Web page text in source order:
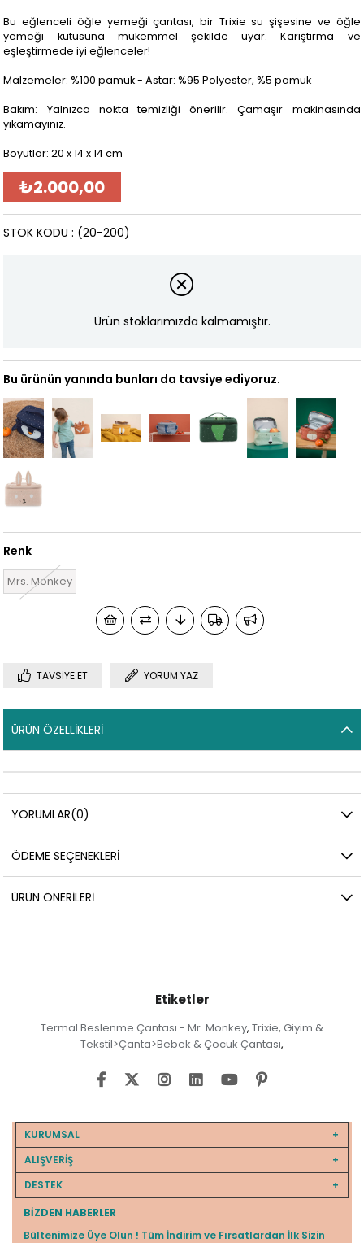
Bu eğlenceli öğle yemeği çantası, bir Trixie su şişesine ve öğle
yemeği kutusuna mükemmel şekilde uyar. Karıştırma ve
eşleştirmede iyi eğlenceler!
Malzemeler: %100 pamuk - Astar: %95 Polyester, %5 pamuk
Bakım: Yalnızca nokta temizliği önerilir. Çamaşır makinasında
yıkamayınız.
Boyutlar: 20 x 14 x 14 cm
₺2.000,00
(20-200)
STOK KODU
Ürün stoklarımızda kalmamıştır.
Bu ürünün yanında bunları da tavsiye ediyoruz.
Renk
Mrs. Monkey
TAVSIYE ET YORUM YAZ
ÜRÜN ÖZELLIKLERI
YORUMLAR(0)
ÖDEME SEÇENEKLERI
ÜRÜN ÖNERILERI
Etiketler
Termal Beslenme Çantası - Mr. Monkey, Trixie, Giyim &
Tekstil>Çanta>Bebek & Çocuk Çantası,
KURUMSAL
ALIŞVERİŞ
DESTEK
BIZDEN HABERLER
Bültenimize Üye Olun ! Tüm İndirim ve Fırsatlardan İlk Sizin